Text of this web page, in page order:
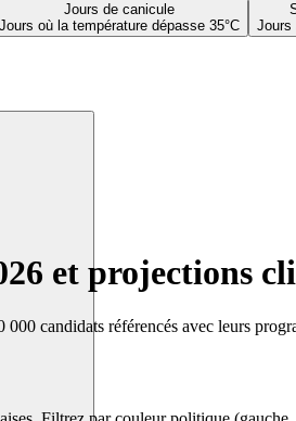
Jours de canicule
Jours où la température dépasse 35°C
Jours
et projections
candidats référencés avec leurs